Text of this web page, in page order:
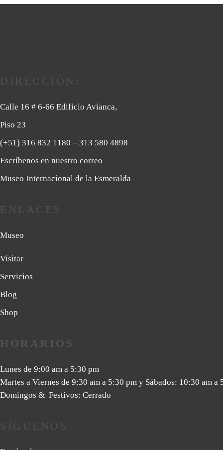
DIRECCIÓN:
Calle 16 # 6-66 Edificio Avianca,
Piso 23
(+51) 316 832 1180 – 313 580 4898
Escríbenos en nuestro correo
Museo Internacional de la Esmeralda
ENLACES
Museo
Visitar
Servicios
Blog
Shop
HORARIOS
Lunes de 9:00 am a 5:30 pm
Martes a Viernes de 9:30 am a 5:30 pm y Sábados: 10:30 am a
Domingos & Festivos: Cerrado
SÍGUENOS